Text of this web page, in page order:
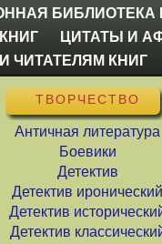
БИБЛИОТЕКА
ЦИТАТЫ И
ЧИТАТЕЛЯМ КНИГ
ТВОРЧЕСТВО
Античная литература
Боевики
Детектив
Детектив иронический
Детектив
Детектив